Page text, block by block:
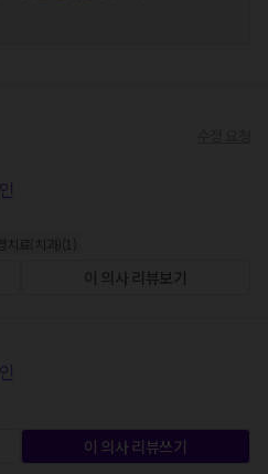
치료(치과)
이 의사 리뷰보기
이 의사 리뷰쓰기